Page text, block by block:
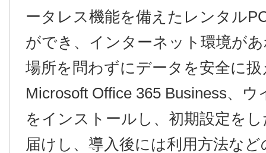
ータレス機能を備えたレンタル
ができ、インターネット環境が
場所を問わずにデータを安全に
Microsoft Office 365 Business、
をインストールし、初期設定を
届けし、導入後には利用方法な